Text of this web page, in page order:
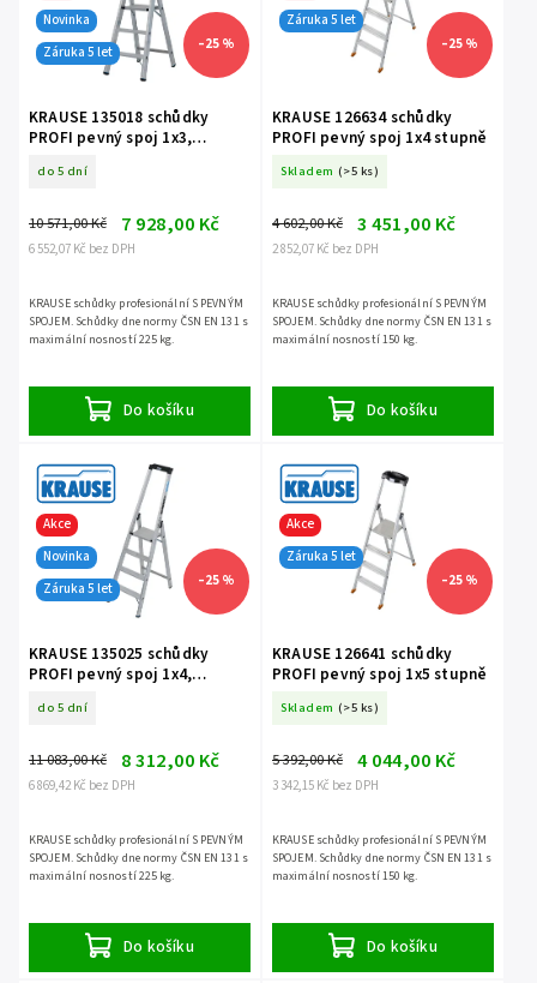
Novinka
Záruka 5 let
–25 %
KRAUSE 135018 schůdky
PROFI pevný spoj 1x3,
do 5 dní
6 552,07 Kč bez DPH
10 571,00 Kč 7 928,00 Kč
Do košíku
KRAUSE schůdky profesionální S PEVNÝM
SPOJEM. Schůdky dne normy ČSN EN 131 s
maximální nosností 225 kg.
Záruka 5 let
–25 %
KRAUSE 126634 schůdky
PROFI pevný spoj 1x4 stupně
Skladem (>5 ks)
2 852,07 Kč bez DPH
4 602,00 Kč 3 451,00 Kč
Do košíku
KRAUSE schůdky profesionální S PEVNÝM
SPOJEM. Schůdky dne normy ČSN EN 131 s
maximální nosností 150 kg.
Akce
Novinka
Záruka 5 let
–25 %
KRAUSE 135025 schůdky
PROFI pevný spoj 1x4,
do 5 dní
6 869,42 Kč bez DPH
11 083,00 Kč 8 312,00 Kč
Do košíku
KRAUSE schůdky profesionální S PEVNÝM
SPOJEM. Schůdky dne normy ČSN EN 131 s
maximální nosností 225 kg.
Akce
Záruka 5 let
–25 %
KRAUSE 126641 schůdky
PROFI pevný spoj 1x5 stupně
Skladem (>5 ks)
3 342,15 Kč bez DPH
5 392,00 Kč 4 044,00 Kč
Do košíku
KRAUSE schůdky profesionální S PEVNÝM
SPOJEM. Schůdky dne normy ČSN EN 131 s
maximální nosností 150 kg.